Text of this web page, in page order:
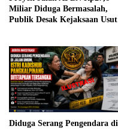
Miliar Diduga Bermasalah,
Publik Desak Kejaksaan Usut
Diduga Serang Pengendara di